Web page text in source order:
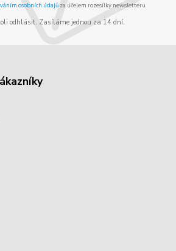
osobních údajůza účelem rozesílky newsletteru.
odhlásit. Zasíláme jednou za 14 dní.